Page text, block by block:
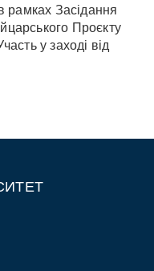
рамках Засідання
Проєкту
у заході від